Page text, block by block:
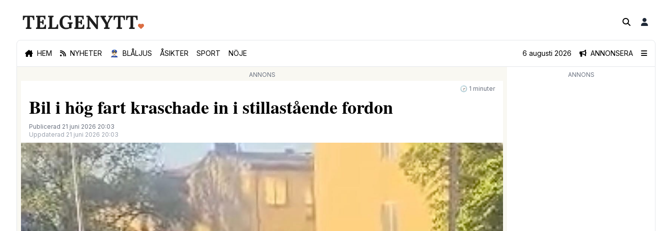
HEM NYHETER 👮🏻‍♂️ BLÅLJUS ÅSIKTER SPORT NÖJE ANNONSERA
6 augusti 2026
ANNONS
🕝 1 minuter
Bil i hög fart kraschade in i stillastående fordon
Publicerad 21 juni 2026 20:03
Uppdaterad 21 juni 2026 20:03
ANNONS